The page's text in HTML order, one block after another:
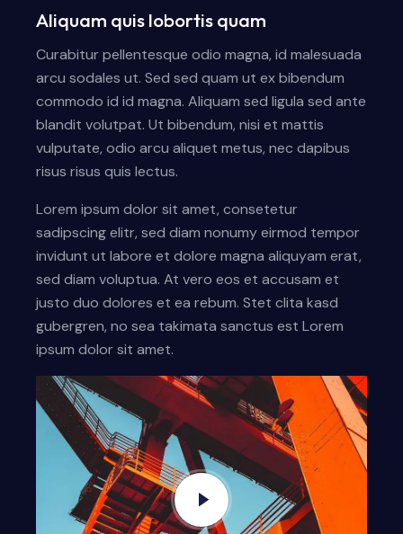
Aliquam quis lobortis quam
Curabitur pellentesque odio magna, id malesuada
arcu sodales ut. Sed sed quam ut ex bibendum
commodo id id magna. Aliquam sed ligula sed ante
blandit volutpat. Ut bibendum, nisi et mattis
vulputate, odio arcu aliquet metus, nec dapibus
risus risus quis lectus.
Lorem ipsum dolor sit amet, consetetur
sadipscing elitr, sed diam nonumy eirmod tempor
invidunt ut labore et dolore magna aliquyam erat,
sed diam voluptua. At vero eos et accusam et
justo duo dolores et ea rebum. Stet clita kasd
gubergren, no sea takimata sanctus est Lorem
ipsum dolor sit amet.